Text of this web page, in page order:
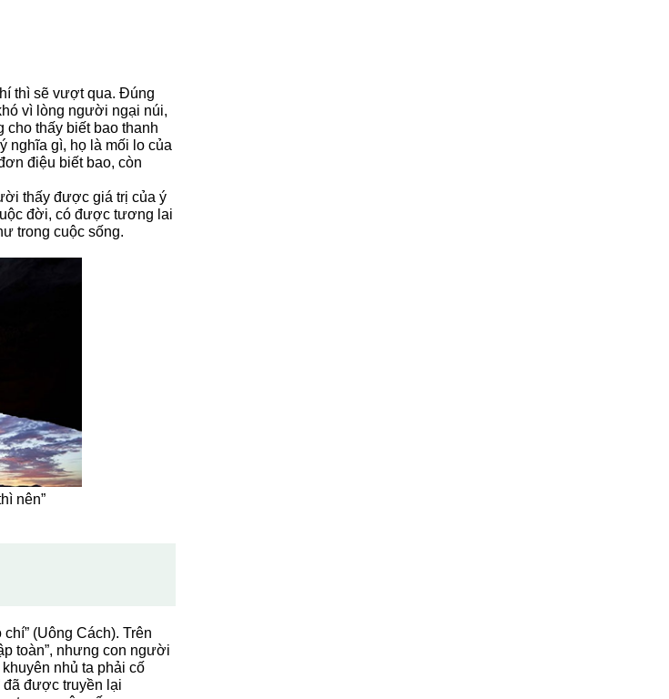
thì sẽ vượt qua. Đúng
vì lòng người ngại núi,
cho thấy biết bao thanh
nghĩa gì, họ là mối lo của
điệu biết bao, còn
thấy được giá trị của ý
đời, có được tương lai
trong cuộc sống.
nên”
(Uông Cách). Trên
toàn”, nhưng con người
nhủ ta phải cố
đã được truyền lại